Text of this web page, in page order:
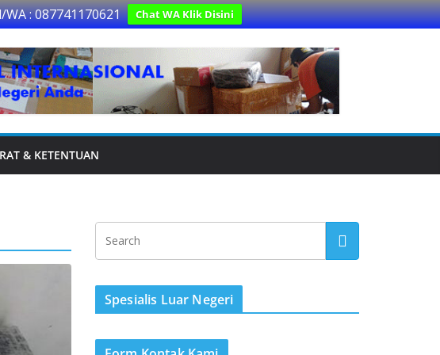
: 087741170621 Chat WA Klik Disini
& KETENTUAN
Spesialis Luar Negeri